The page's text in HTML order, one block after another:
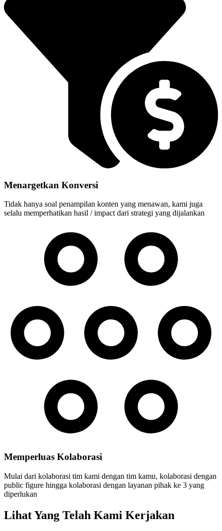
Menargetkan Konversi
Tidak hanya soal penampilan konten yang menawan, kami juga
selalu memperhatikan hasil / impact dari strategi yang dijalankan
Memperluas Kolaborasi
Mulai dari kolaborasi tim kami dengan tim kamu, kolaborasi dengan
public figure hingga kolaborasi dengan layanan pihak ke 3 yang
diperlukan
Lihat Yang Telah Kami Kerjakan